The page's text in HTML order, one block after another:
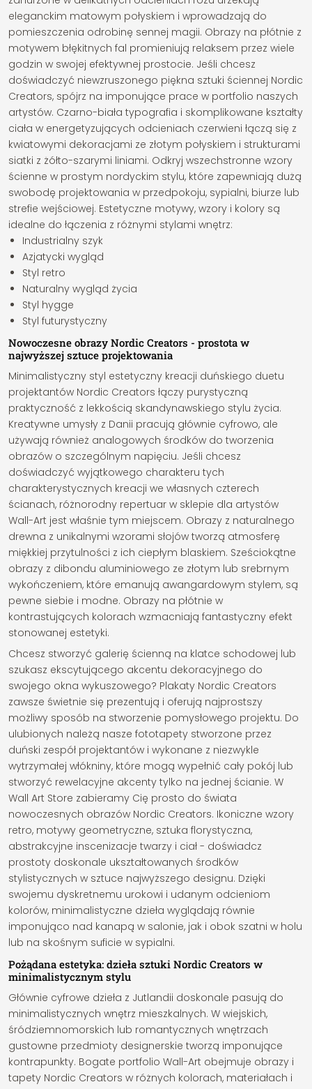
eleganckim matowym połyskiem i wprowadzają do
pomieszczenia odrobinę sennej magii. Obrazy na płótnie z
motywem błękitnych fal promieniują relaksem przez wiele
godzin w swojej efektywnej prostocie. Jeśli chcesz
doświadczyć niewzruszonego piękna sztuki ściennej Nordic
Creators, spójrz na imponujące prace w portfolio naszych
artystów. Czarno-biała typografia i skomplikowane kształty
ciała w energetyzujących odcieniach czerwieni łączą się z
kwiatowymi dekoracjami ze złotym połyskiem i strukturami
siatki z żółto-szarymi liniami. Odkryj wszechstronne wzory
ścienne w prostym nordyckim stylu, które zapewniają dużą
swobodę projektowania w przedpokoju, sypialni, biurze lub
strefie wejściowej. Estetyczne motywy, wzory i kolory są
idealne do łączenia z różnymi stylami wnętrz:
Industrialny szyk
Azjatycki wygląd
Styl retro
Naturalny wygląd życia
Styl hygge
Styl futurystyczny
Nowoczesne obrazy Nordic Creators - prostota w
najwyższej sztuce projektowania
Minimalistyczny styl estetyczny kreacji duńskiego duetu
projektantów Nordic Creators łączy purystyczną
praktyczność z lekkością skandynawskiego stylu życia.
Kreatywne umysły z Danii pracują głównie cyfrowo, ale
używają również analogowych środków do tworzenia
obrazów o szczególnym napięciu. Jeśli chcesz
doświadczyć wyjątkowego charakteru tych
charakterystycznych kreacji we własnych czterech
ścianach, różnorodny repertuar w sklepie dla artystów
Wall-Art jest właśnie tym miejscem. Obrazy z naturalnego
drewna z unikalnymi wzorami słojów tworzą atmosferę
miękkiej przytulności z ich ciepłym blaskiem. Sześciokątne
obrazy z dibondu aluminiowego ze złotym lub srebrnym
wykończeniem, które emanują awangardowym stylem, są
pewne siebie i modne. Obrazy na płótnie w
kontrastujących kolorach wzmacniają fantastyczny efekt
stonowanej estetyki.
Chcesz stworzyć galerię ścienną na klatce schodowej lub
szukasz ekscytującego akcentu dekoracyjnego do
swojego okna wykuszowego? Plakaty Nordic Creators
zawsze świetnie się prezentują i oferują najprostszy
możliwy sposób na stworzenie pomysłowego projektu. Do
ulubionych należą nasze fototapety stworzone przez
duński zespół projektantów i wykonane z niezwykle
wytrzymałej włókniny, które mogą wypełnić cały pokój lub
stworzyć rewelacyjne akcenty tylko na jednej ścianie. W
Wall Art Store zabieramy Cię prosto do świata
nowoczesnych obrazów Nordic Creators. Ikoniczne wzory
retro, motywy geometryczne, sztuka florystyczna,
abstrakcyjne inscenizacje twarzy i ciał - doświadcz
prostoty doskonale ukształtowanych środków
stylistycznych w sztuce najwyższego designu. Dzięki
swojemu dyskretnemu urokowi i udanym odcieniom
kolorów, minimalistyczne dzieła wyglądają równie
imponująco nad kanapą w salonie, jak i obok szatni w holu
lub na skośnym suficie w sypialni.
Pożądana estetyka: dzieła sztuki Nordic Creators w
minimalistycznym stylu
Głównie cyfrowe dzieła z Jutlandii doskonale pasują do
minimalistycznych wnętrz mieszkalnych. W wiejskich,
śródziemnomorskich lub romantycznych wnętrzach
gustowne przedmioty designerskie tworzą imponujące
kontrapunkty. Bogate portfolio Wall-Art obejmuje obrazy i
tapety Nordic Creators w różnych kolorach, materiałach i